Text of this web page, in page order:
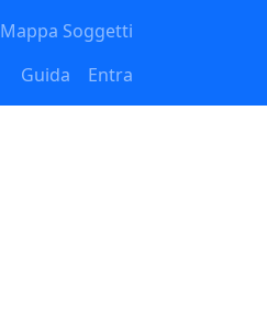
Mappa Soggetti
Guida
Entra